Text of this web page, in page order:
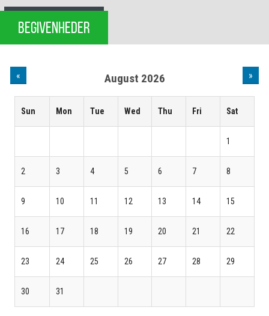
BEGIVENHEDER
« August 2026 »
Sun Mon Tue Wed Thu Fri Sat
1
2 3 4 5 6 7 8
9 10 11 12 13 14 15
16 17 18 19 20 21 22
23 24 25 26 27 28 29
30 31